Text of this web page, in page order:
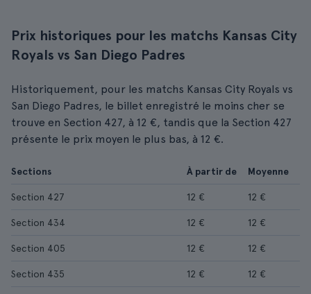
Prix historiques pour les matchs Kansas City
Royals vs San Diego Padres
Historiquement, pour les matchs Kansas City Royals vs
San Diego Padres, le billet enregistré le moins cher se
trouve en Section 427, à 12 €, tandis que la Section 427
présente le prix moyen le plus bas, à 12 €.
Sections À partir de Moyenne
Section 427 12 € 12 €
Section 434 12 € 12 €
Section 405 12 € 12 €
Section 435 12 € 12 €